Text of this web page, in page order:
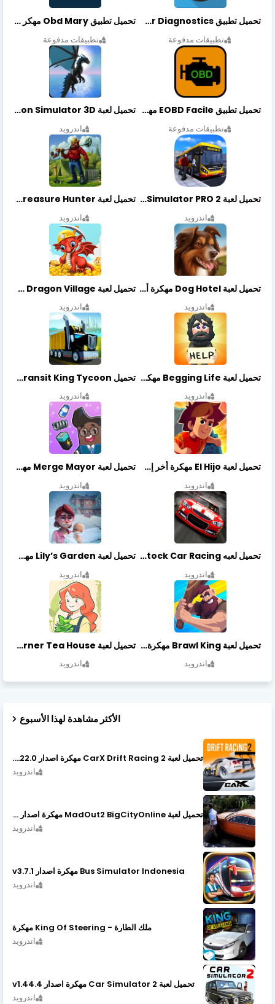
تحميل تطبيق OBDeleven Car Diagnostics مهكر أخر إصدار
تطبيقات مدفوعة
تحميل تطبيق Obd Mary مهكر أخر إصدار
تطبيقات مدفوعة
تحميل تطبيق EOBD Facile مهكر أخر إصدار
تطبيقات مدفوعة
تحميل لعبة Dragon Simulator 3D مهكرة أخر إصدار
اندرويد
تحميل لعبة Bus Simulator PRO 2 مهكرة أخر إصدار
اندرويد
تحميل لعبة Treasure Hunter مهكرة أخر إصدار
اندرويد
تحميل لعبة Dog Hotel مهكرة أخر إصدار
اندرويد
تحميل لعبة Dragon Village مهكرة أخر إصدار
اندرويد
تحميل لعبة Begging Life مهكرة أخر إصدار
اندرويد
تحميل Transit King Tycoon مهكرة أخر إصدار
اندرويد
تحميل لعبة El Hijo مهكرة أخر إصدار
اندرويد
تحميل لعبة Merge Mayor مهكرة أخر إصدار
اندرويد
تحميل لعبه Stock Car Racing مهكرة أخر إصدار
اندرويد
تحميل لعبة Lily’s Garden مهكرة أخر إصدار
اندرويد
تحميل لعبة Brawl King مهكرة أخر إصدار
اندرويد
تحميل لعبة Little Corner Tea House مهكرة أخر إصدار
اندرويد
الأكثر مشاهدة لهذا الأسبوع
تحميل لعبة CarX Drift Racing 2 مهكرة اصدار v1.22.0
اندرويد
تحميل لعبة MadOut2 BigCityOnline مهكرة اصدار v10.48
اندرويد
Bus Simulator Indonesia مهكرة اصدار v3.7.1
اندرويد
ملك الطارة - King Of Steering مهكرة
اندرويد
تحميل لعبة Car Simulator 2 مهكرة اصدار v1.44.4
اندرويد